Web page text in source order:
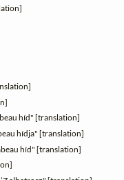
híd" [translation]
hídja" [translation]
híd" [translation]